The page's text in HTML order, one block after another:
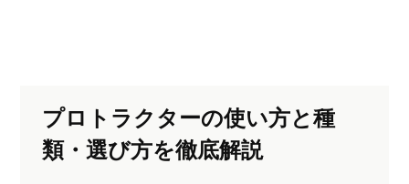
プロトラクターの使い方と種
類・選び方を徹底解説